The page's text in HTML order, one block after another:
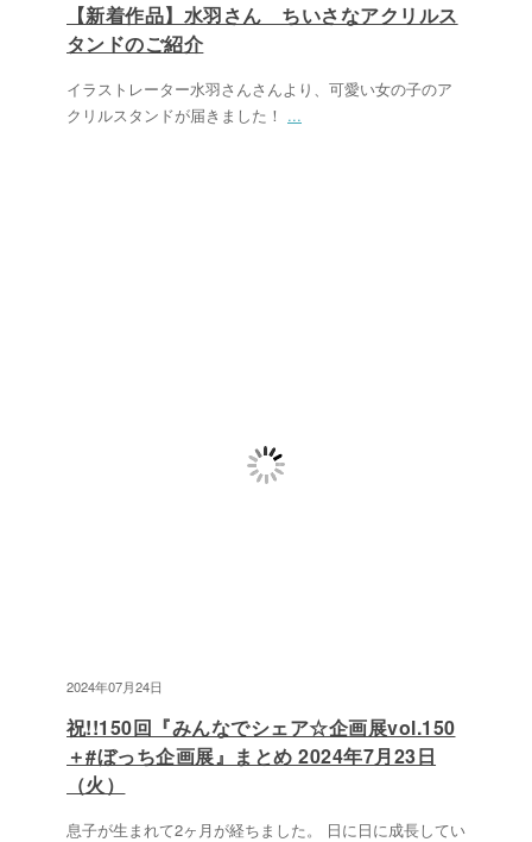
【新着作品】水羽さん ちいさなアクリルス
タンドのご紹介
イラストレーター水羽さんさんより、可愛い女の子のア
クリルスタンドが届きました！ ...
2024年07月24日
祝!!150回『みんなでシェア☆企画展vol.150
＋#ぼっち企画展』まとめ 2024年7月23日
（火）
息子が生まれて2ヶ月が経ちました。 日に日に成長してい